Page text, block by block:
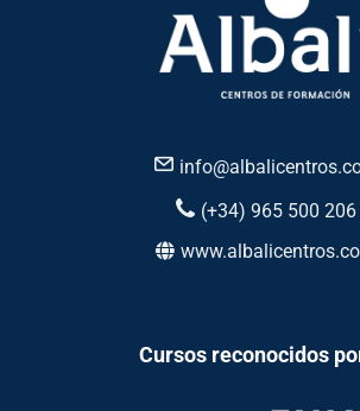
(+34) 965 500 206
Cursos reconocidos